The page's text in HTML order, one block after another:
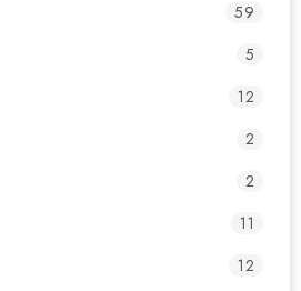
59
5
12
2
2
11
12